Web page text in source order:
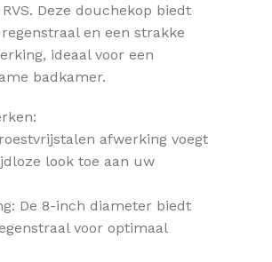
Deze douchekop biedt
en een strakke
ideaal voor een
badkamer.
afwerking voegt
look toe aan uw
De 8-inch diameter biedt
voor optimaal